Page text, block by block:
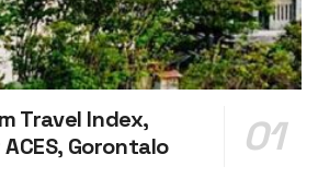
Travel Index,
Gorontalo